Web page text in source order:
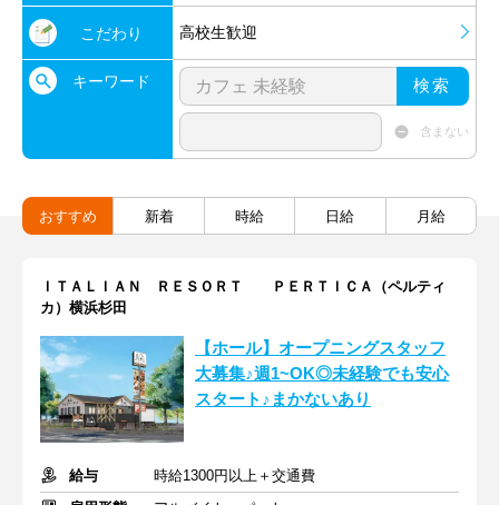
こだわり 高校生歓迎
キーワード 検索
含まない
おすすめ 新着 時給 日給 月給
ＩＴＡＬＩＡＮ ＲＥＳＯＲＴ ＰＥＲＴＩＣＡ（ペルティ
カ）横浜杉田
【ホール】オープニングスタッフ
大募集♪週1~OK◎未経験でも安心
スタート♪まかないあり
給与
時給1300円以上＋交通費